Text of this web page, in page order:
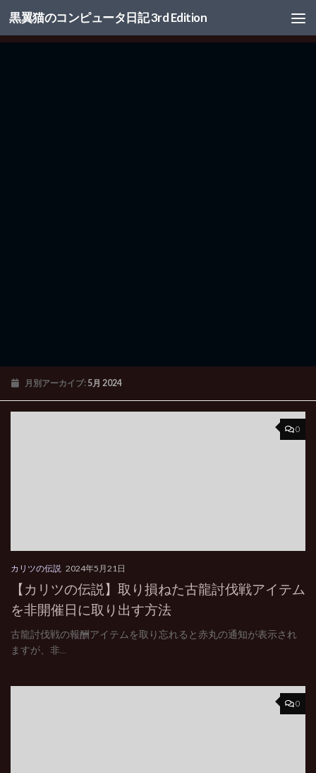
コンテンツへスキップ
黒翼猫のコンピュータ日記 3rd Edition
月別アーカイブ: 5月 2024
0
カリツの伝説 2024年5月21日
【カリツの伝説】取り損ねた古龍討伐戦アイテム
を非開催日に取り出す方法
古龍討伐戦の報酬アイテムを取り忘れると赤丸の通知が表示され
ますが、非...
0